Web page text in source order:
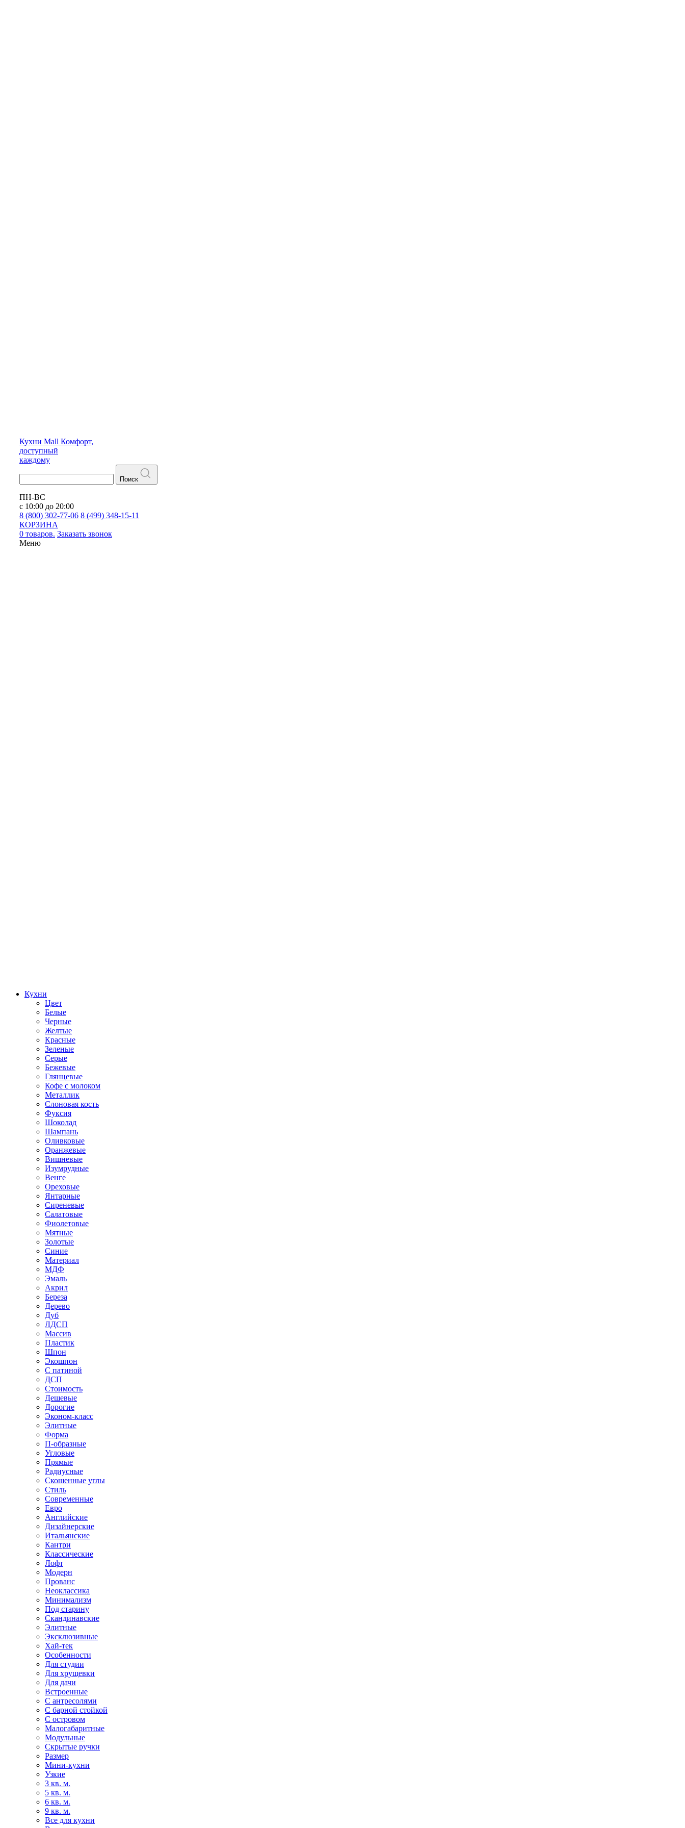
Кухни Mall Комфорт,
доступный
каждому
Поиск
ПН-ВС
с 10:00 до 20:00
8 (800) 302-77-06 8 (499) 348-15-11
КОРЗИНА
0 товаров. Заказать звонок
Меню
Кухни
Цвет
Белые
Черные
Желтые
Красные
Зеленые
Серые
Бежевые
Глянцевые
Кофе с молоком
Металлик
Слоновая кость
Фуксия
Шоколад
Шампань
Оливковые
Оранжевые
Вишневые
Изумрудные
Венге
Ореховые
Янтарные
Сиреневые
Салатовые
Фиолетовые
Мятные
Золотые
Синие
Материал
МДФ
Эмаль
Акрил
Береза
Дерево
Дуб
ЛДСП
Массив
Пластик
Шпон
Экошпон
С патиной
ДСП
Стоимость
Дешевые
Дорогие
Эконом-класс
Элитные
Форма
П-образные
Угловые
Прямые
Радиусные
Скошенные углы
Стиль
Современные
Евро
Английские
Дизайнерские
Итальянские
Кантри
Классические
Лофт
Модерн
Прованс
Неоклассика
Минимализм
Под старину
Скандинавские
Элитные
Эксклюзивные
Хай-тек
Особенности
Для студии
Для хрущевки
Для дачи
Встроенные
С антресолями
С барной стойкой
С островом
Малогабаритные
Модульные
Скрытые ручки
Размер
Мини-кухни
Узкие
3 кв. м.
5 кв. м.
6 кв. м.
9 кв. м.
Все для кухни